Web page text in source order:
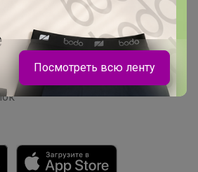
для ваших изображений
случайных чисел
Посмотреть всю ленту